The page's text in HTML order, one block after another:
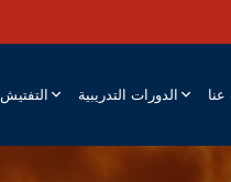
عنا الدورات التدريبية التفتيش